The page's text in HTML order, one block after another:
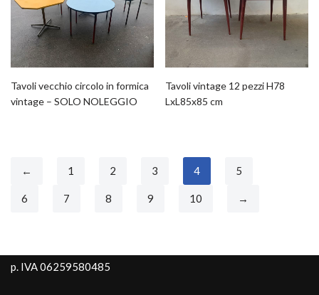
Tavoli vecchio circolo in formica
vintage – SOLO NOLEGGIO
Tavoli vintage 12 pezzi H78
LxL85x85 cm
← 1 2 3 4 5
6 7 8 9 10 →
p. IVA 06259580485